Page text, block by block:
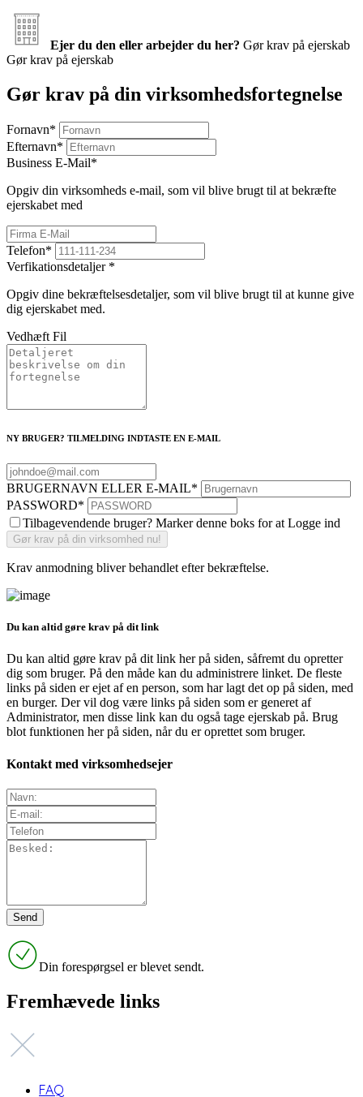
Ejer du den eller arbejder du her? Gør krav på ejerskab
Gør krav på ejerskab
Gør krav på din virksomhedsfortegnelse
Fornavn*
Efternavn*
Business E-Mail*
Opgiv din virksomheds e-mail, som vil blive brugt til at bekræfte
ejerskabet med
Telefon*
Verfikationsdetaljer *
Opgiv dine bekræftelsesdetaljer, som vil blive brugt til at kunne give
dig ejerskabet med.
Vedhæft Fil
NY BRUGER? TILMELDING INDTASTE EN E-MAIL
BRUGERNAVN ELLER E-MAIL*
PASSWORD*
Tilbagevendende bruger? Marker denne boks for at Logge ind
Krav anmodning bliver behandlet efter bekræftelse.
Du kan altid gøre krav på dit link
Du kan altid gøre krav på dit link her på siden, såfremt du opretter
dig som bruger. På den måde kan du administrere linket. De fleste
links på siden er ejet af en person, som har lagt det op på siden, med
en burger. Der vil dog være links på siden som er generet af
Administrator, men disse link kan du også tage ejerskab på. Brug
blot funktionen her på siden, når du er oprettet som bruger.
Kontakt med virksomhedsejer
Din forespørgsel er blevet sendt.
Fremhævede links
FAQ